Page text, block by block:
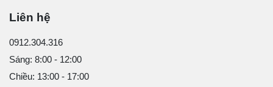
Liên hệ
0912.304.316
Sáng: 8:00 - 12:00
Chiều: 13:00 - 17:00